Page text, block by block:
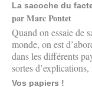
La sacoche du
par Marc Pontet
Quand on essaie de
monde, on est
dans les différents
sortes
Vos papiers !